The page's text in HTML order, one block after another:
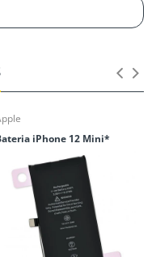
iPhone 12 Mini*